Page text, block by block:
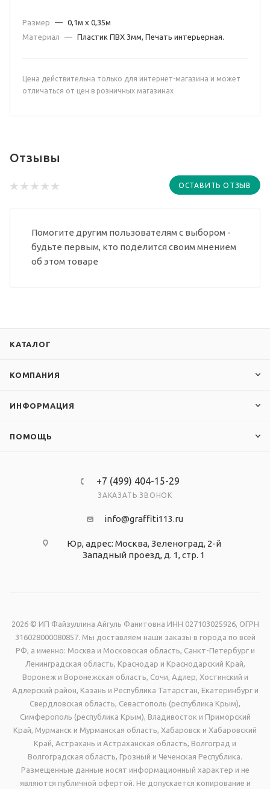
Размер — 0,1м х 0,35м
Материал
— Пластик ПВХ 3мм, Печать интерьерная.
Цена действительна только для интернет-магазина и может
отличаться от цен в розничных магазинах
Отзывы
ОСТАВИТЬ ОТЗЫВ
Помогите другим пользователям с выбором -
будьте первым, кто поделится своим мнением
об этом товаре
КАТАЛОГ
КОМПАНИЯ
ИНФОРМАЦИЯ
ПОМОЩЬ
+7 (499) 404-15-29
ЗАКАЗАТЬ ЗВОНОК
info@graffiti113.ru
Юр, адрес: Москва, Зеленоград, 2-й
Западный проезд, д. 1, стр. 1
2026 © ИП Файзуллина Айгуль Фанитовна ИНН 027103025926, ОГРН
316028000080857. Мы доставляем наши заказы в города по всей
РФ, а именно: Москва и Московская область, Санкт-Петербург и
Ленинградская область, Краснодар и Краснодарский Край,
Воронеж и Воронежская область, Сочи, Адлер, Хостинский и
Адлерский район, Казань и Республика Татарстан, Екатеринбург и
Свердловская область, Севастополь (республика Крым),
Симферополь (республика Крым), Владивосток и Приморский
Край, Мурманск и Мурманская область, Хабаровск и Хабаровский
Край, Астрахань и Астраханская область, Волгоград и
Волгоградская область, Грозный и Чеченская Республика.
Размещенные данные носят информационный характер и не
являются публичной офертой. Не допускается копирование и